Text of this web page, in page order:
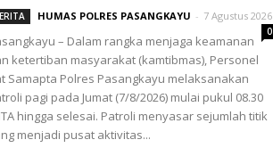
HUMAS POLRES PASANGKAYU - 7 Agustus 2026
0
– Dalam rangka menjaga keamanan
ketertiban masyarakat (kamtibmas), Personel
Samapta Polres Pasangkayu melaksanakan
pagi pada Jumat (7/8/2026) mulai pukul 08.30
hingga selesai. Patroli menyasar sejumlah titik
menjadi pusat aktivitas...